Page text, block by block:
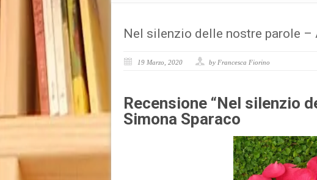
Nel silenzio delle nostre parole –
19 Marzo, 2020 by Francesca Fiorino
Recensione “Nel silenzio
Simona Sparaco